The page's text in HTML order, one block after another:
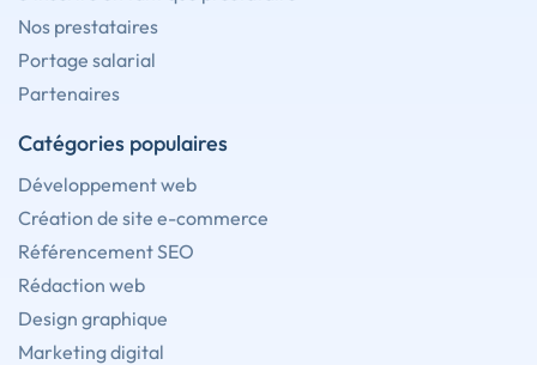
Nos prestataires
Portage salarial
Partenaires
Catégories populaires
Développement web
Création de site e-commerce
Référencement SEO
Rédaction web
Design graphique
Marketing digital